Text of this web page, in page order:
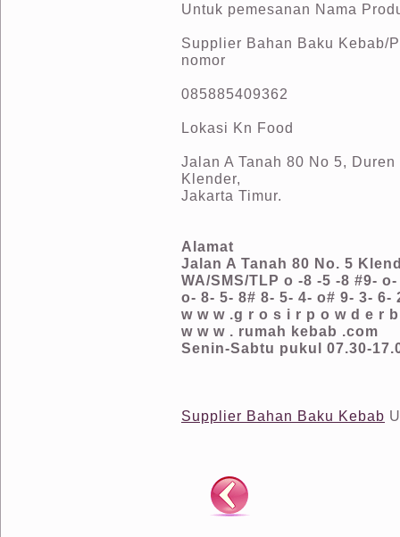
Untuk pemesanan Nama
Supplier Bahan Baku Kebab/
nomor
085885409362
Lokasi Kn Food
Jalan A Tanah 80 No 5,
Klender,
Jakarta Timur.
Alamat
Jalan A Tanah 80 No. 5
WA/SMS/TLP o -8 -5 -8 #9-
o- 8- 5- 8# 8- 5- 4- o# 9- 3- 6-
w w w .g r o s i r p o w d e r
w w w . rumah kebab .com
Senin-Sabtu pukul 07.30-
Supplier Bahan Baku Kebab